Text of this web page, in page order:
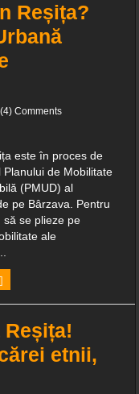
Reșița?
(4) Comments
este în proces de
Planului de Mobilitate
(PMUD) al
pe Bârzava. Pentru
să se plieze pe
ale
Reșița!
etnii,